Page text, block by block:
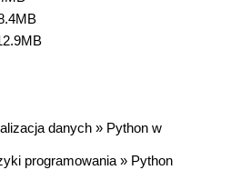
danych » Python w
programowania » Python